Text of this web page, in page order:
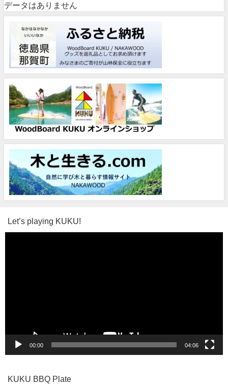
データはありません
Let’s playing KUKU!
00:00 04:06
KUKU BBQ Plate